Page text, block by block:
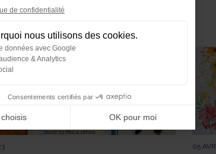
05
de confidentialité
nous utilisons des cookies.
données avec Google
& Analytics
Consentements certifiés par
OK pour moi
Axeptio consent
Notre plateforme vous permet